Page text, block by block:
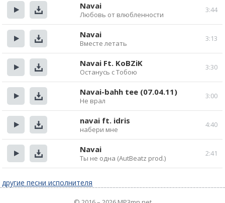
Прослушать
Скачать
3:44
Navai
Любовь от влюбленности
Прослушать
Скачать
3:13
Navai
Вместе летать
Прослушать
Скачать
3:30
Navai Ft. KoBZiK
Останусь с Тобою
Прослушать
Скачать
3:00
Navai-bahh tee (07.04.11)
Не врал
Прослушать
Скачать
4:40
navai ft. idris
набери мне
Прослушать
Скачать
2:41
Navai
Ты не одна (AutBeatz prod.)
другие песни исполнителя